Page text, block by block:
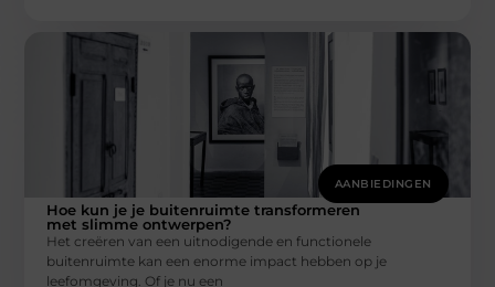
AANBIEDINGEN
Hoe kun je je buitenruimte transformeren
met slimme ontwerpen?
Het creëren van een uitnodigende en functionele
buitenruimte kan een enorme impact hebben op je
leefomgeving. Of je nu een